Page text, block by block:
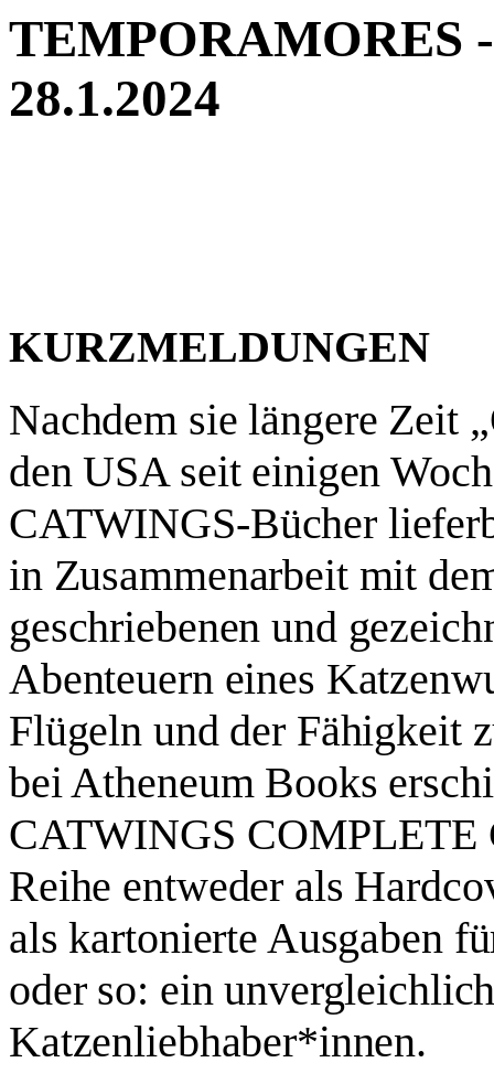
TEMPORAMORES
28.1.2024
KURZMELDUNGEN
Nachdem sie längere Zeit
den USA seit einigen
CATWINGS-Bücher
in Zusammenarbeit mit
geschriebenen und
Abenteuern eines
Flügeln und der Fähigkeit
bei Atheneum Books
CATWINGS COMPLETE
Reihe entweder als
als kartonierte Ausgaben
oder so: ein
Katzenliebhaber*innen.